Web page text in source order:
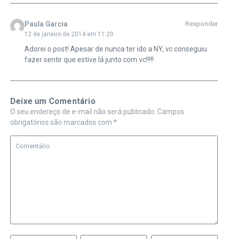
Paula Garcia
12 de janeiro de 2014 em 11:20
Responder
Adorei o post! Apesar de nunca ter ido a NY, vc conseguiu
fazer sentir que estive lá junto com vc!!!!!
Deixe um Comentário
O seu endereço de e-mail não será publicado. Campos
obrigatórios são marcados com *